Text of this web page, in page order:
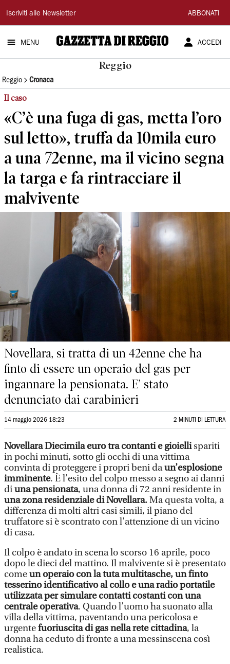
Gazzetta
di
Reggio
Iscriviti alle Newsletter ABBONATI
MENU ACCEDI
Reggio
Reggio Cronaca
Il caso
«C’è una fuga di gas, metta l’oro
sul letto», truffa da 10mila euro
a una 72enne, ma il vicino segna
la targa e fa rintracciare il
malvivente
Novellara, si tratta di un 42enne che ha
finto di essere un operaio del gas per
ingannare la pensionata. E’ stato
denunciato dai carabinieri
14 maggio 2026 18:23 2 MINUTI DI LETTURA
Novellara Diecimila euro tra contanti e gioiellispariti
in pochi minuti, sotto gli occhi di una vittima
convinta di proteggere i propri beni daun’esplosione
imminente. È l’esito del colpo messo a segno ai danni
diuna pensionata, una donna di 72 anni residente in
una zona residenziale di Novellara.Ma questa volta, a
differenza di molti altri casi simili, il piano del
truffatore si è scontrato con l’attenzione di un vicino
di casa.
Il colpo è andato in scena lo scorso 16 aprile, poco
dopo le dieci del mattino. Il malvivente si è presentato
comeun operaio con la tuta multitasche, un finto
tesserino identificativo al collo e una radio portatile
utilizzata per simulare contatti costanti con una
centrale operativa. Quando l’uomo ha suonato alla
villa della vittima, paventando una pericolosa e
urgentefuoriuscita di gas nella rete cittadina, la
donna ha ceduto di fronte a una messinscena così
realistica.